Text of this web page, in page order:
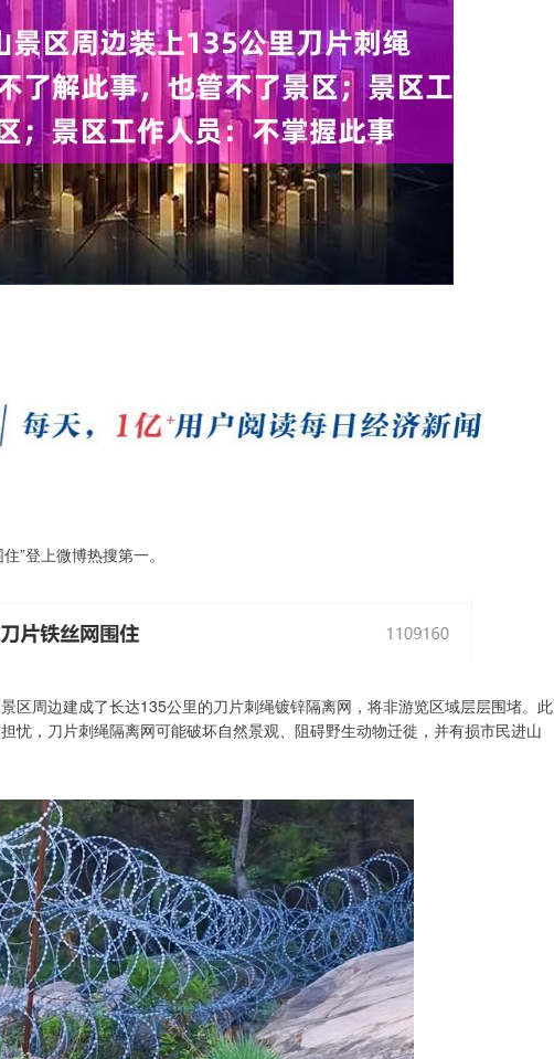
”登上微博热搜第一。
区周边建成了长达135公里的刀片刺绳镀锌隔离网，将非游览区域层层围堵。此
忧，刀片刺绳隔离网可能破坏自然景观、阻碍野生动物迁徙，并有损市民进山
深证成指 14311.01 200.89 1.42%